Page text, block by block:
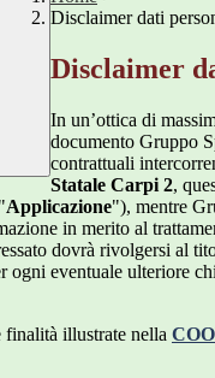
Disclaimer dati
Disclaimer
In un’ottica di
documento Gruppo
contrattuali
Statale Carpi 2,
Applicazione"), mentre
in merito al
dovrà rivolgersi al
eventuale ulteriore
illustrate nella